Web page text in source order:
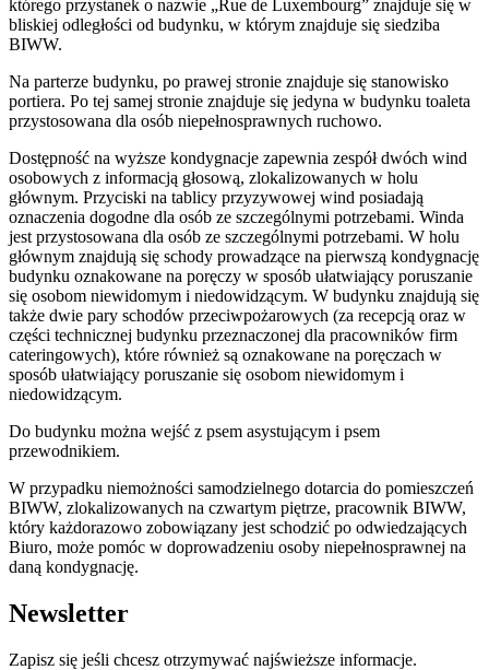
którego przystanek o nazwie „Rue de Luxembourg” znajduje się w
bliskiej odległości od budynku, w którym znajduje się siedziba
BIWW.
Na parterze budynku, po prawej stronie znajduje się stanowisko
portiera. Po tej samej stronie znajduje się jedyna w budynku toaleta
przystosowana dla osób niepełnosprawnych ruchowo.
Dostępność na wyższe kondygnacje zapewnia zespół dwóch wind
osobowych z informacją głosową, zlokalizowanych w holu
głównym. Przyciski na tablicy przyzywowej wind posiadają
oznaczenia dogodne dla osób ze szczególnymi potrzebami. Winda
jest przystosowana dla osób ze szczególnymi potrzebami. W holu
głównym znajdują się schody prowadzące na pierwszą kondygnację
budynku oznakowane na poręczy w sposób ułatwiający poruszanie
się osobom niewidomym i niedowidzącym. W budynku znajdują się
także dwie pary schodów przeciwpożarowych (za recepcją oraz w
części technicznej budynku przeznaczonej dla pracowników firm
cateringowych), które również są oznakowane na poręczach w
sposób ułatwiający poruszanie się osobom niewidomym i
niedowidzącym.
Do budynku można wejść z psem asystującym i psem
przewodnikiem.
W przypadku niemożności samodzielnego dotarcia do pomieszczeń
BIWW, zlokalizowanych na czwartym piętrze, pracownik BIWW,
który każdorazowo zobowiązany jest schodzić po odwiedzających
Biuro, może pomóc w doprowadzeniu osoby niepełnosprawnej na
daną kondygnację.
Newsletter
Zapisz się jeśli chcesz otrzymywać najświeższe informacje.